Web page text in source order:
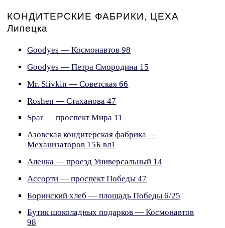
КОНДИТЕРСКИЕ ФАБРИКИ, ЦЕХА
Липецка
Goodyes — Космонавтов 98
Goodyes — Петра Смородина 15
Mr. Slivkin — Советская 66
Roshen — Стаханова 47
Spar — проспект Мира 11
Азовская кондитерская фабрика —
Механизаторов 15Б вл1
Аленка — проезд Универсальный 14
Ассорти — проспект Победы 47
Боринский хлеб — площадь Победы 6/25
Бутик шоколадных подарков — Космонавтов
98